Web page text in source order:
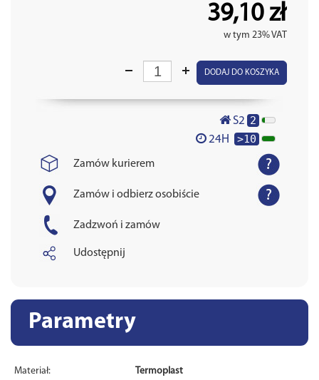
39,10 zł
w tym 23% VAT
DODAJ DO KOSZYKA
S2 2
24H >10
Zamów kurierem
Zamów i odbierz osobiście
Zadzwoń i zamów
Udostępnij
Parametry
Materiał: Termoplast